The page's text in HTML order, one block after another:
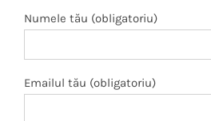
Numele tău (obligatoriu)
Emailul tău (obligatoriu)